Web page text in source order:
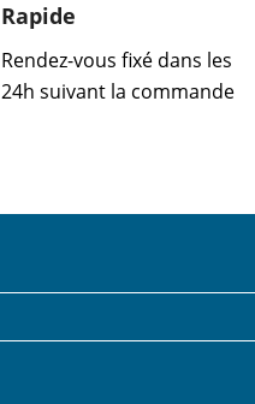
Rapide
Rendez-vous fixé dans les
24h suivant la commande